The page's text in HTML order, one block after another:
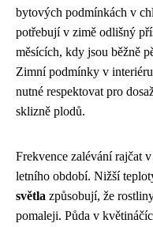
bytových podmínkách v
potřebují v zimě odlišný
měsících, kdy jsou běžně
Zimní podmínky v
nutné respektovat pro
sklizně plodů.
Frekvence zalévání rajčat
letního období. Nižší
světla způsobují, že
pomaleji. Půda v